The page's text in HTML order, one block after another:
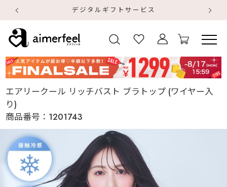
デジタルギフトサービス
エアリークール リッチバスト ブラトップ (ワイヤー入
り)
商品番号： 1201743